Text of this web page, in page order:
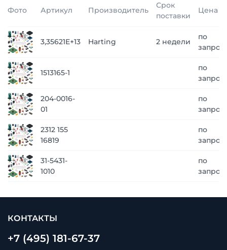
Фото Артикул Производитель
Срок
поставки
Цена
3,35621E+13 Harting 2 недели
по
1513165-1
по
204-0016-
01
по
2312 155
16819
по
31-5431-
1010
по
КОНТАКТЫ
+7 (495) 181-67-37